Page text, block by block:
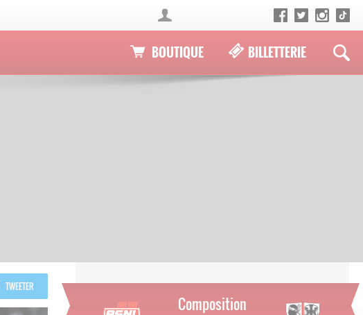
BOUTIQUE BILLETTERIE
TWEETER
Composition